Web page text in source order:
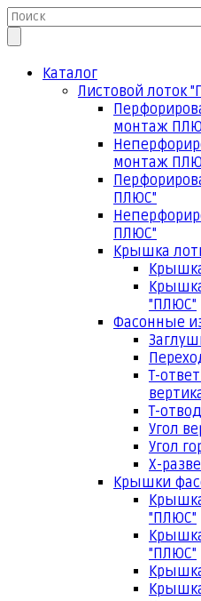
Каталог
Листовой лоток
монтаж
монтаж
ПЛЮС"
ПЛЮС"
Крышка
"ПЛЮС"
Фасонные
Т-
Т-
Угол
Угол
Х-
Крышки
"ПЛЮС"
"ПЛЮС"